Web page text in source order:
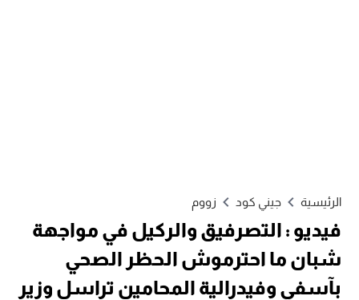
الرئيسية جيني كود زووم
فيديو : التصرفيق والركيل في مواجهة
شبان ما احترموش الحظر الصحي
بآسفي وفيدرالية المحامين تراسل وزير